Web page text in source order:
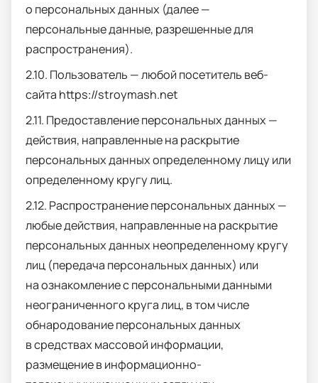
о персональных данных (далее —
персональные данные, разрешенные для
распространения).
2.10. Пользователь — любой посетитель веб-
сайта httpsː//stroymash.net
2.11. Предоставление персональных данных —
действия, направленные на раскрытие
персональных данных определенному лицу или
определенному кругу лиц.
2.12. Распространение персональных данных —
любые действия, направленные на раскрытие
персональных данных неопределенному кругу
лиц (передача персональных данных) или
на ознакомление с персональными данными
неограниченного круга лиц, в том числе
обнародование персональных данных
в средствах массовой информации,
размещение в информационно-